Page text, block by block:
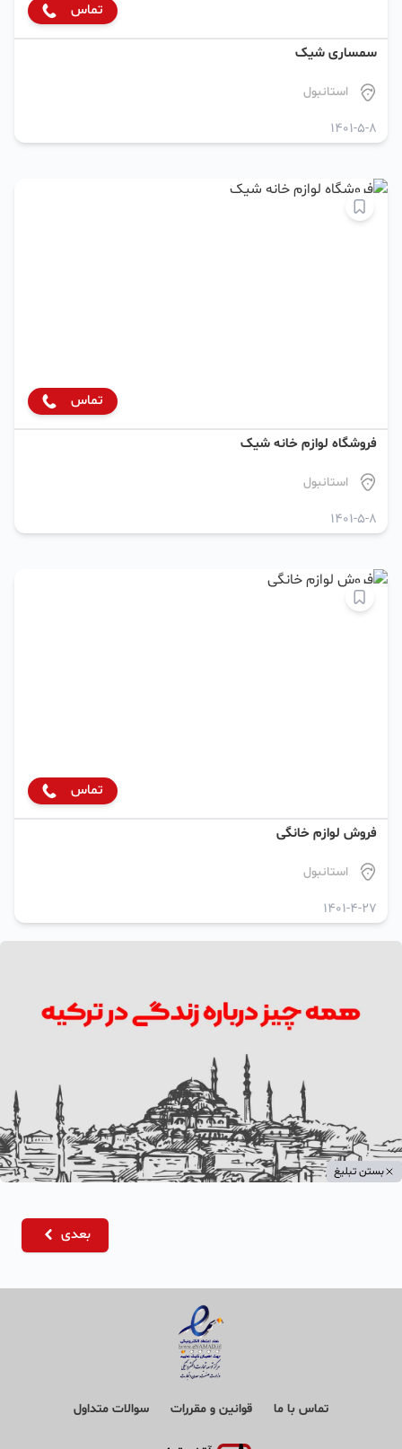
تماس
سمساری شیک
استانبول
1401-5-8
تماس
فروشگاه لوازم خانه شیک
استانبول
1401-5-8
تماس
فروش لوازم خانگی
استانبول
1401-4-27
بستن تبلیغ
بعدی
تماس با ما قوانین و مقررات سوالات متداول